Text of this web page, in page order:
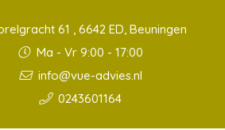
61 , 6642 ED, Beuningen
Ma - Vr 9:00 - 17:00
info@vue-advies.nl
0243601164